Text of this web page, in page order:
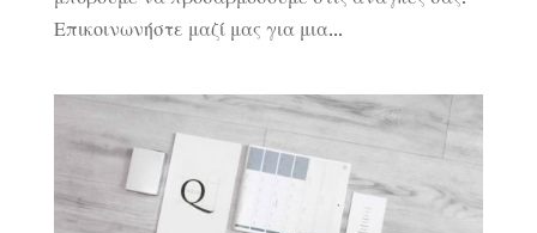
Επικοινωνήστε μαζί μας για μια...